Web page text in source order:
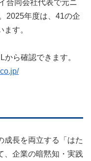
合同会社代表で元ニ
2025年度は、41の企
す。
ら確認できます。
成長を両立する「はた
、企業の暗黙知・実践